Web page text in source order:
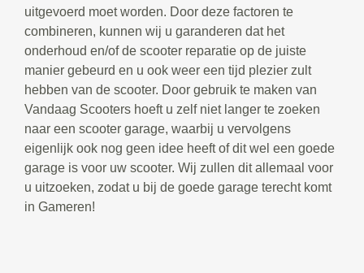
uitgevoerd moet worden. Door deze factoren te
combineren, kunnen wij u garanderen dat het
onderhoud en/of de scooter reparatie op de juiste
manier gebeurd en u ook weer een tijd plezier zult
hebben van de scooter. Door gebruik te maken van
Vandaag Scooters hoeft u zelf niet langer te zoeken
naar een scooter garage, waarbij u vervolgens
eigenlijk ook nog geen idee heeft of dit wel een goede
garage is voor uw scooter. Wij zullen dit allemaal voor
u uitzoeken, zodat u bij de goede garage terecht komt
in Gameren!